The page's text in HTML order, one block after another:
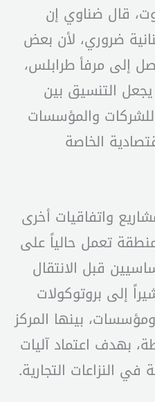
قال ضناوي إن
ضروري، لأن بعض
إلى مرفأ طرابلس،
التنسيق بين
والمؤسسات
الخاصة
واتفاقيات أخرى
تعمل حالياً على
قبل الانتقال
إلى بروتوكولات
بينها المركز
بهدف اعتماد آليات
النزاعات التجارية.